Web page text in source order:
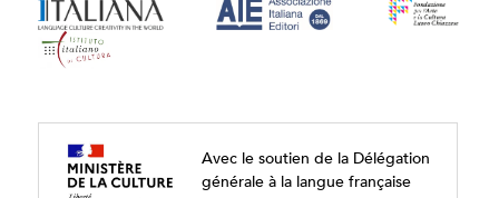
Avec le soutien de la Délégation
générale à la langue française